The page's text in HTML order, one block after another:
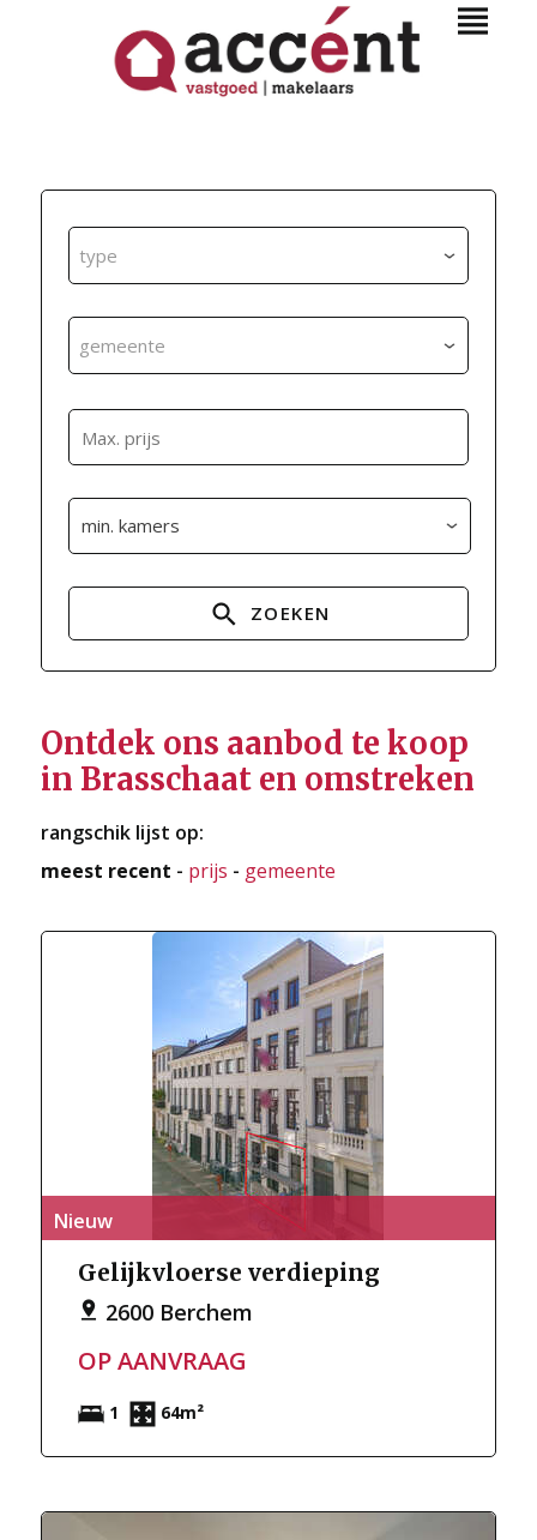
type
gemeente
ZOEKEN
Ontdek ons aanbod te koop
in Brasschaat en omstreken
rangschik lijst op:
meest recent - prijs - gemeente
Nieuw
Gelijkvloerse verdieping
2600 Berchem
OP AANVRAAG
1 64m²